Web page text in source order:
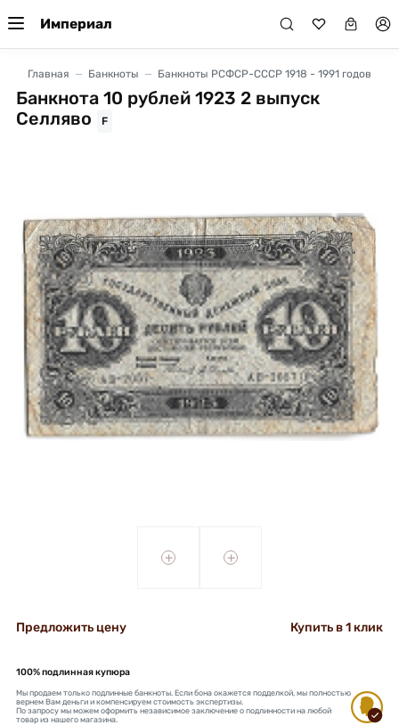
Империал
Главная Банкноты Банкноты РСФСР-СССР 1918 - 1991 годов
Банкнота 10 рублей 1923 2 выпуск
Селляво
F
+ +
Предложить цену Купить в 1 клик
100% подлинная купюра
Мы продаем только подлинные банкноты. Если бона окажется подделкой, мы полностью
вернем Вам деньги и компенсируем стоимость экспертизы.
По запросу мы можем оформить независимое заключение о подлинности на любой
товар из нашего магазина.